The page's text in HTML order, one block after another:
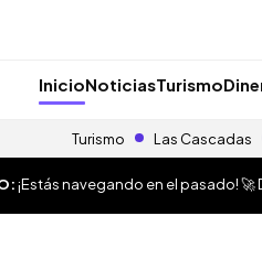
InicioNoticiasTurismo
Turismo Las Cascadas
¡Estás navegando en el pasado! 🚀